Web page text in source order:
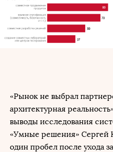
«Рынок не выбрал
архитектурная
выводы исследования
«Умные решения» Сергей
один пробел после ухода